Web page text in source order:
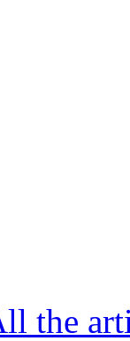
the